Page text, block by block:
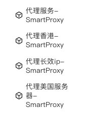
代理服务-
SmartProxy
代理香港-
SmartProxy
代理长效ip-
SmartProxy
代理美国服务
器-
SmartProxy